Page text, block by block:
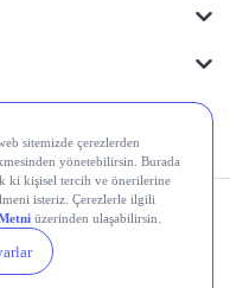
Yasal
Duyurular
Çerez